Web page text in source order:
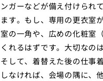
ンガーなどが備え付けられ
ます。もし、専用の更衣室
室の一角や、広めの化粧室
くれるはずです。大切なの
そして、着替えた後の仕事
しなければ、会場の隅に、